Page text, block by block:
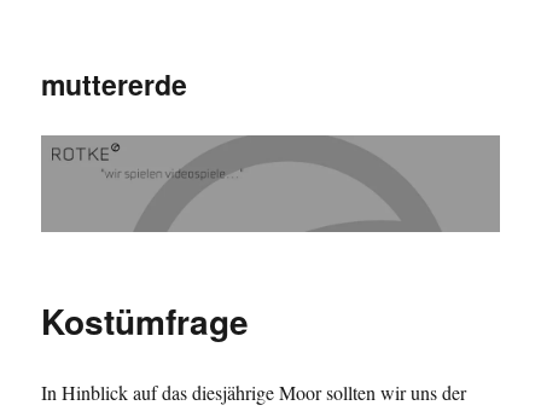
muttererde
Kostümfrage
In Hinblick auf das diesjährige Moor sollten wir uns der